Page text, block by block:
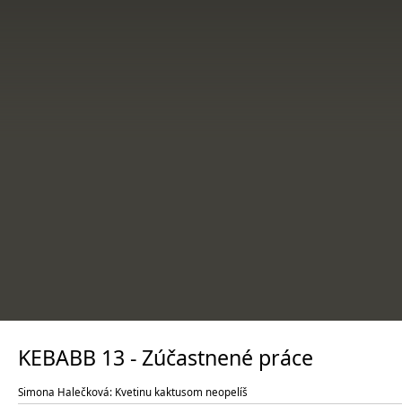
KEBABB 13 - Zúčastnené práce
Simona Halečková: Kvetinu kaktusom neopelíš